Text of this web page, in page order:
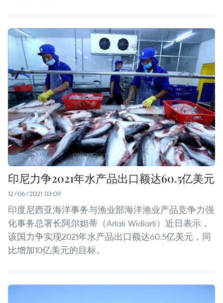
印尼力争2021年水产品出口额达60.5亿美元
12/06/2021 03:09
印度尼西亚海洋事务与渔业部海洋渔业产品竞争力强
化事务总署长阿尔妲蒂（Artati Widiarti）近日表示，
该国力争实现2021年水产品出口额达60.5亿美元，同
比增加10亿美元的目标。